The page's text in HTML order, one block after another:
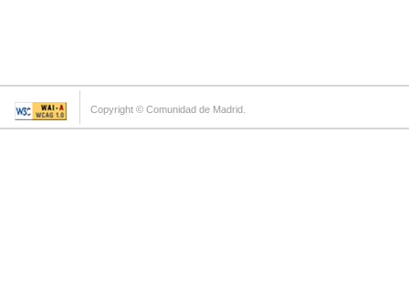
Copyright © Comunidad de Madrid.